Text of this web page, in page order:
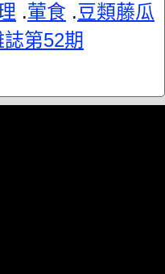
.葷食 .豆類藤瓜
第52期